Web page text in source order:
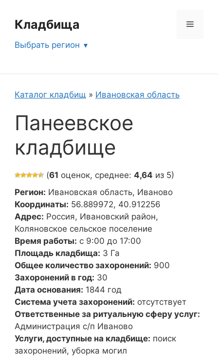
содержимому
Кладбища Меню
Выбрать регион
Каталог кладбищ » Ивановская область
Панеевское
кладбище
(61 оценок, среднее: 4,64 из 5)
Регион: Ивановская область, Иваново
Координаты: 56.889972, 40.912256
Адрес: Россия, Ивановский район,
Коляновское сельское поселение
Время работы: с 9:00 до 17:00
Площадь кладбища: 3 Га
Общее количество захоронений: 900
Захоронений в год: 30
Дата основания: 1844 год
Система учета захоронений: отсутствует
Ответственные за ритуальную сферу услуг:
Администрация с/п Иваново
Услуги, доступные на кладбище: поиск
захоронений, уборка могил